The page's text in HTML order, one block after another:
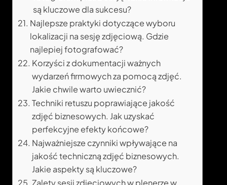
są kluczowe dla sukcesu?
Najlepsze praktyki dotyczące wyboru
lokalizacji na sesję zdjęciową. Gdzie
najlepiej fotografować?
Korzyści z dokumentacji ważnych
wydarzeń firmowych za pomocą zdjęć.
Jakie chwile warto uwiecznić?
Techniki retuszu poprawiające jakość
zdjęć biznesowych. Jak uzyskać
perfekcyjne efekty końcowe?
Najważniejsze czynniki wpływające na
jakość techniczną zdjęć biznesowych.
Jakie aspekty są kluczowe?
Zalety sesji zdjęciowych w plenerze w